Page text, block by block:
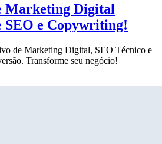
Marketing Digital
SEO e Copywriting!
de Marketing Digital, SEO Técnico e
Transforme seu negócio!